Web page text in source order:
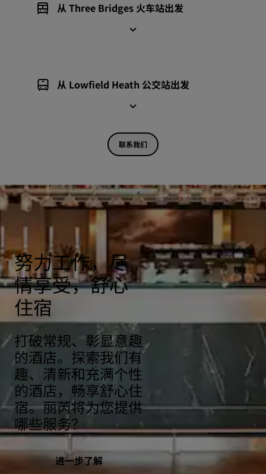
从 Three Bridges 火车站出发
从 Lowfield Heath 公交站出发
联系我们
努力工作，尽
情享受，舒心
住宿
打破常规、彰显意趣
的酒店。探索我们有
趣、清新和充满个性
的酒店，畅享舒心住
宿。丽芮将为您提供
哪些服务？
进一步了解